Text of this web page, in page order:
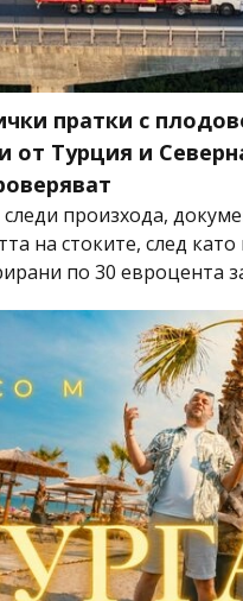
пратки с
от Турция и
произхода,
на стоките, след
по 30 евроцента